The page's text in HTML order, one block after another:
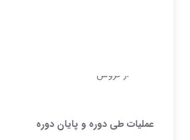
تعریف کدهای پذیرش افراد،
تعمیرات و کد گروه های انبار
از فروش
عملیات طی دوره و پایان دوره